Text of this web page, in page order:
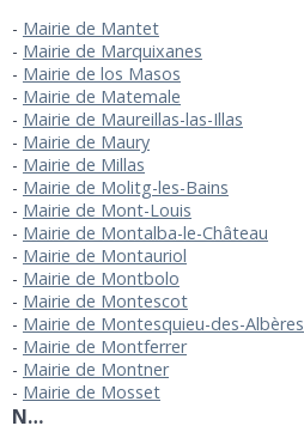
Mairie de Mantet
Mairie de Marquixanes
Mairie de los Masos
Mairie de Matemale
Mairie de Maureillas-las-Illas
Mairie de Maury
Mairie de Millas
Mairie de Molitg-les-Bains
Mairie de Mont-Louis
Mairie de Montalba-le-Château
Mairie de Montauriol
Mairie de Montbolo
Mairie de Montescot
Mairie de Montesquieu-des-Albères
Mairie de Montferrer
Mairie de Montner
Mairie de Mosset
N…